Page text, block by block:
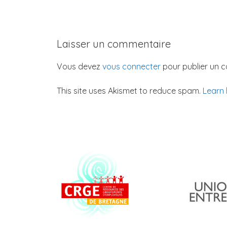
Laisser un commentaire
Vous devez vous connecter pour publier un
This site uses Akismet to reduce spam. Learn